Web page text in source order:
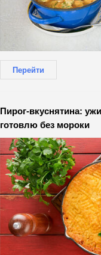
Перейти
Пирог-вкуснятина:
готовлю без мороки